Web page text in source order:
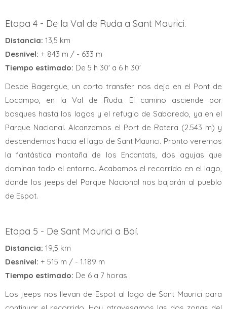
Etapa 4 - De la Val de Ruda a Sant Maurici.
Distancia: 13,5 km
Desnivel: + 843 m / - 633 m
Tiempo estimado: De 5 h 30' a 6 h 30'
Desde Bagergue, un corto transfer nos deja en el Pont de
Locampo, en la Val de Ruda. El camino asciende por
bosques hasta los lagos y el refugio de Saboredo, ya en el
Parque Nacional. Alcanzamos el Port de Ratera (2.543 m) y
descendemos hacia el lago de Sant Maurici. Pronto veremos
la fantástica montaña de los Encantats, dos agujas que
dominan todo el entorno. Acabamos el recorrido en el lago,
donde los jeeps del Parque Nacional nos bajarán al pueblo
de Espot.
Etapa 5 - De Sant Maurici a Boí.
Distancia: 19,5 km
Desnivel: + 515 m / - 1.189 m
Tiempo estimado: De 6 a 7 horas
Los jeeps nos llevan de Espot al lago de Sant Maurici para